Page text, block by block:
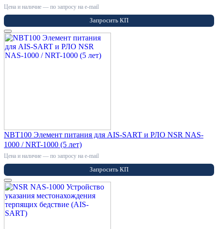
Цена и наличие — по запросу на e-mail
Запросить КП
NBT100 Элемент питания для AIS-SART и РЛО NSR NAS-
1000 / NRT-1000 (5 лет)
Цена и наличие — по запросу на e-mail
Запросить КП